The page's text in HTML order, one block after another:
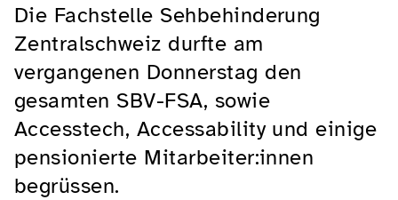
Die Fachstelle Sehbehinderung
Zentralschweiz durfte am
vergangenen Donnerstag den
gesamten SBV-FSA, sowie
Accesstech, Accessability und einige
pensionierte Mitarbeiter:innen
begrüssen.